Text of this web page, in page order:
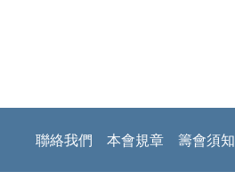
聯絡我們 本會規章 籌會須知